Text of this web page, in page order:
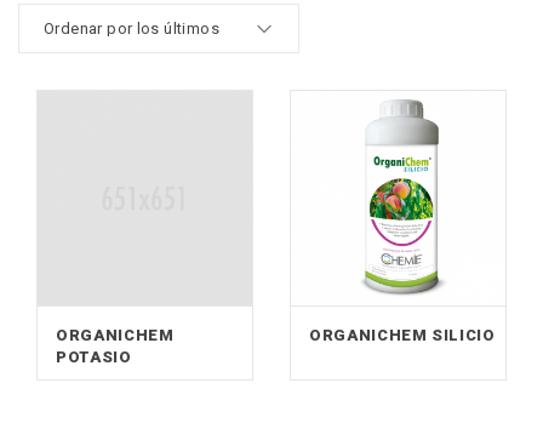
ORGANICHEM
POTASIO
ORGANICHEM SILICIO